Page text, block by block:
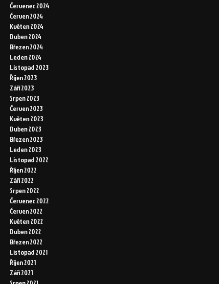
Červenec 2024
Červen 2024
Květen 2024
Duben 2024
Březen 2024
Leden 2024
Listopad 2023
Říjen 2023
Září 2023
Srpen 2023
Červen 2023
Květen 2023
Duben 2023
Březen 2023
Leden 2023
Listopad 2022
Říjen 2022
Září 2022
Srpen 2022
Červenec 2022
Červen 2022
Květen 2022
Duben 2022
Březen 2022
Listopad 2021
Říjen 2021
Září 2021